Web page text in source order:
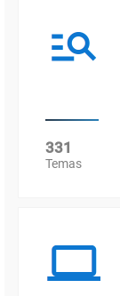
331
Temas